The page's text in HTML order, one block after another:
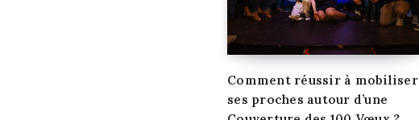
Comment réussir à mobiliser
ses proches autour d’une